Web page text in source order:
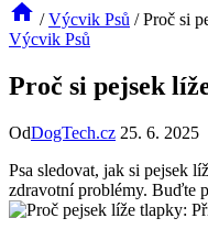
/ Výcvik Psů / Proč si
Výcvik Psů
Proč si pejsek
OdDogTech.cz 25. 6. 2025
Psa sledovat, jak si pejsek
zdravotní problémy. Buďte